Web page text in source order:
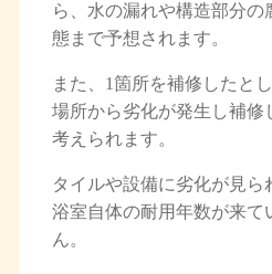
ら、水の漏れや構造部分の
態まで予想されます。
また、1箇所を補修したと
場所から劣化が発生し補修
考えられます。
タイルや設備に劣化が見ら
浴室自体の耐用年数が来て
ん。